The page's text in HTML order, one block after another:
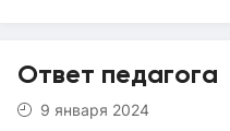
Ответ педагога
9 января 2024